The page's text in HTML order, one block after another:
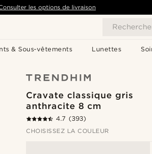
& Sous-vêtements Lunettes
les options de livraison
Cravate classique gris
anthracite 8 cm
4.7 (393)
CHOISISSEZ LA COULEUR